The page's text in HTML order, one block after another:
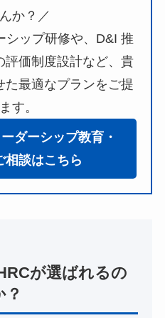
か？／
シップ研修や、D&I 推
評価制度設計など、貴
た最適なプランをご提
す。
ダーシップ教育・
相談はこちら
が選ばれるの
？